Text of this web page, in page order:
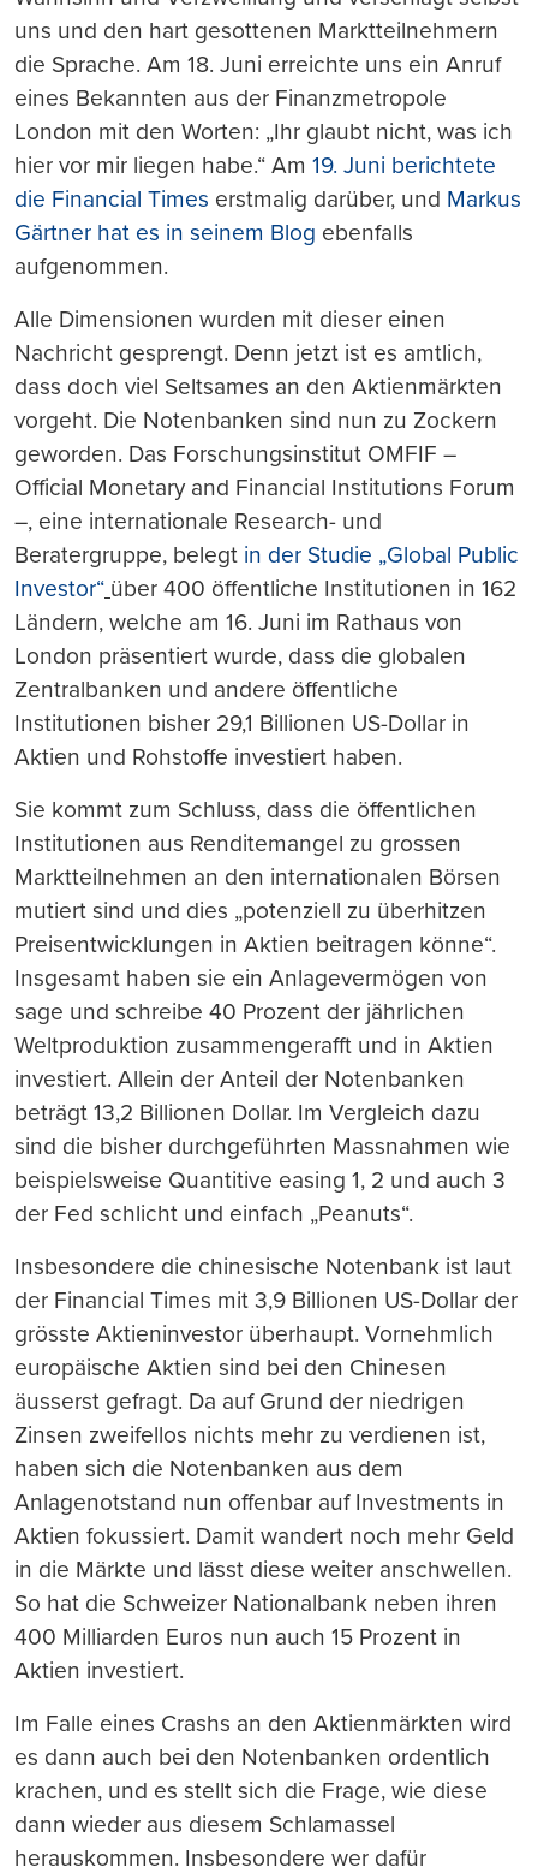
uns und den hart gesottenen Marktteilnehmern
die Sprache. Am 18. Juni erreichte uns ein Anruf
eines Bekannten aus der Finanzmetropole
London mit den Worten: „Ihr glaubt nicht, was ich
hier vor mir liegen habe.“ Am 19. Juni berichtete
die Financial Times erstmalig darüber, und Markus
Gärtner hat es in seinem Blog ebenfalls
aufgenommen.
Alle Dimensionen wurden mit dieser einen
Nachricht gesprengt. Denn jetzt ist es amtlich,
dass doch viel Seltsames an den Aktienmärkten
vorgeht. Die Notenbanken sind nun zu Zockern
geworden. Das Forschungsinstitut OMFIF –
Official Monetary and Financial Institutions Forum
–, eine internationale Research- und
Beratergruppe, belegt in der Studie „Global Public
Investor“ über 400 öffentliche Institutionen in 162
Ländern, welche am 16. Juni im Rathaus von
London präsentiert wurde, dass die globalen
Zentralbanken und andere öffentliche
Institutionen bisher 29,1 Billionen US-Dollar in
Aktien und Rohstoffe investiert haben.
Sie kommt zum Schluss, dass die öffentlichen
Institutionen aus Renditemangel zu grossen
Marktteilnehmen an den internationalen Börsen
mutiert sind und dies „potenziell zu überhitzen
Preisentwicklungen in Aktien beitragen könne“.
Insgesamt haben sie ein Anlagevermögen von
sage und schreibe 40 Prozent der jährlichen
Weltproduktion zusammengerafft und in Aktien
investiert. Allein der Anteil der Notenbanken
beträgt 13,2 Billionen Dollar. Im Vergleich dazu
sind die bisher durchgeführten Massnahmen wie
beispielsweise Quantitive easing 1, 2 und auch 3
der Fed schlicht und einfach „Peanuts“.
Insbesondere die chinesische Notenbank ist laut
der Financial Times mit 3,9 Billionen US-Dollar der
grösste Aktieninvestor überhaupt. Vornehmlich
europäische Aktien sind bei den Chinesen
äusserst gefragt. Da auf Grund der niedrigen
Zinsen zweifellos nichts mehr zu verdienen ist,
haben sich die Notenbanken aus dem
Anlagenotstand nun offenbar auf Investments in
Aktien fokussiert. Damit wandert noch mehr Geld
in die Märkte und lässt diese weiter anschwellen.
So hat die Schweizer Nationalbank neben ihren
400 Milliarden Euros nun auch 15 Prozent in
Aktien investiert.
Im Falle eines Crashs an den Aktienmärkten wird
es dann auch bei den Notenbanken ordentlich
krachen, und es stellt sich die Frage, wie diese
dann wieder aus diesem Schlamassel
herauskommen. Insbesondere wer dafür